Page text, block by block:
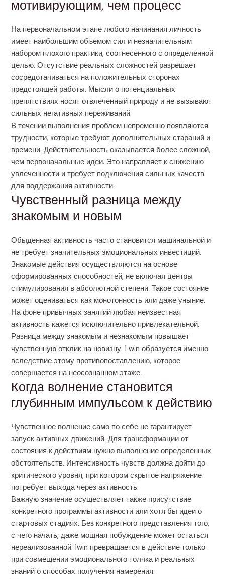
мотивирующим, чем процесс
На первоначальном этапе любого начинания личность
имеет наибольшим объемом сил и незначительным
набором плохого практики, соотнесенного с определенной
целью. Отсутствие реальных сложностей разрешает
сосредотачиваться на положительных сторонах
предстоящей работы. Мысли о потенциальных
препятствиях носят отвлеченный природу и не вызывают
сильных негативных переживаний.
В течении выполнения проблем непременно появляются
трудности, которые требуют дополнительных стараний и
времени. Действительность оказывается более сложной,
чем первоначальные идеи. Это направляет к снижению
увлеченности и требует подключения сильных качеств
для поддержания активности.
Чувственный разница между
знакомым и новым
Обыденная активность часто становится машинальной и
не требует значительных эмоциональных инвестиций.
Знакомые действия осуществляются на основе
сформированных способностей, не включая центры
стимулирования в абсолютной степени. Такое состояние
может оцениваться как монотонность или даже уныние.
На фоне привычных занятий любая неизвестная
активность кажется исключительно привлекательной.
Разница между знакомым и незнакомым повышает
чувственную отклик на новизну. 1 win образуется именно
вследствие этому противопоставлению, которое
совершается на неосознанном этаже.
Когда волнение становится
глубинным импульсом к действию
Чувственное волнение само по себе не гарантирует
запуск активных движений. Для трансформации от
состояния к действиям нужно выполнение определенных
обстоятельств. Интенсивность чувств должна дойти до
критического уровня, при котором скрытое напряжение
потребует выхода через активность.
Важную значение осуществляет также присутствие
конкретного программы активности или хотя бы идеи о
стартовых стадиях. Без конкретного представления того,
с чего начать, даже мощная побуждение может остаться
нереализованной. 1win превращается в действие только
при совмещении эмоционального толчка и реальных
знаний о способах получения намерения.